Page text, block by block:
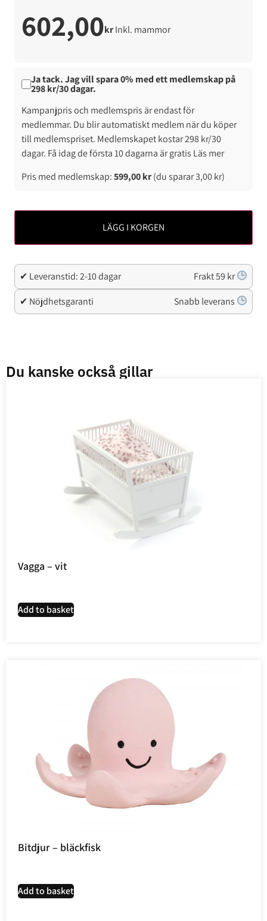
602,00krInkl. mammor
Ja tack. Jag vill spara 0% med ett medlemskap på
298 kr/30 dagar.
Kampanjpris och medlemspris är endast för
medlemmar. Du blir automatiskt medlem när du köper
till medlemspriset. Medlemskapet kostar 298 kr/30
dagar. Få idag de första 10 dagarna är gratis Läs mer
Pris med medlemskap:599,00kr(du sparar3,00kr)
LÄGG I KORGEN
✔ Leveranstid: 2-10 dagar
Frakt 59 kr
✔ Nöjdhetsgaranti
Snabb leverans
Du kanske också gillar
Vagga – vit
Add to basket
Bitdjur – bläckfisk
Add to basket